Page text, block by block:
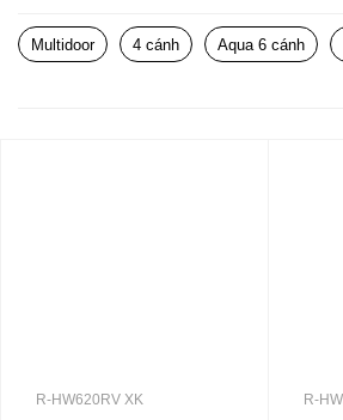
Multidoor 4 cánh Aqua 6 cánh
R-HW620RV XK R-